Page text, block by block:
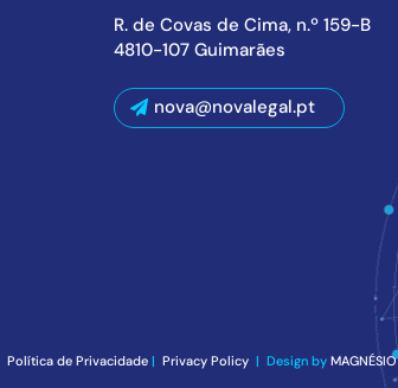
R. de Covas de Cima, n.º 159-B
4810-107 Guimarães
nova@novalegal.pt
Política de Privacidade | Privacy Policy | Design by MAGNÉSIO